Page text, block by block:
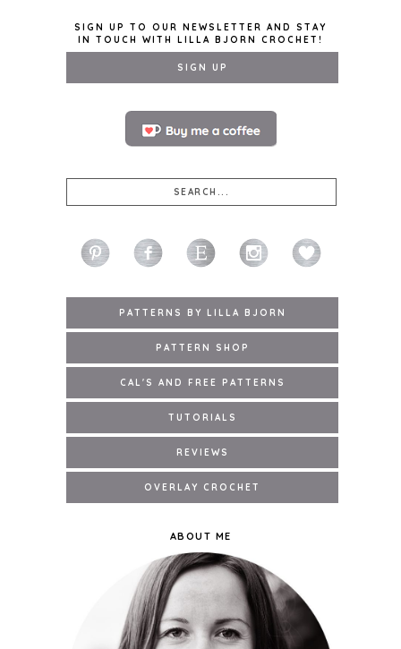
SIGN UP TO OUR NEWSLETTER AND STAY
IN TOUCH WITH LILLA BJORN CROCHET!
ABOUT ME